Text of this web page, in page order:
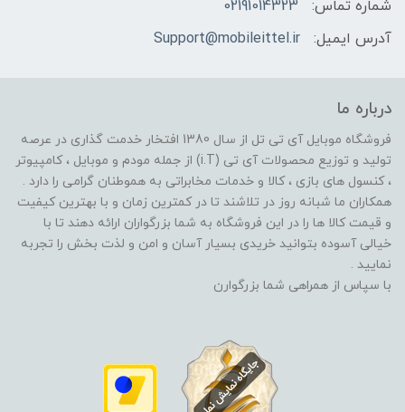
شماره تماس:
02191014323
آدرس ایمیل:
Support@mobileittel.ir
درباره ما
فروشگاه موبایل آی تی تل از سال 1380 افتخار خدمت گذاری در عرصه
تولید و توزیع محصولات آی تی (i.T) از جمله مودم و موبایل ، کامپیوتر
، کنسول های بازی ، کالا و خدمات مخابراتی به هموطنان گرامی را دارد .
همکاران ما شبانه روز در تلاشند تا در کمترین زمان و با بهترین کیفیت
و قیمت کالا ها را در این فروشگاه به شما بزرگواران ارائه دهند تا با
خیالی آسوده بتوانید خریدی بسیار آسان و امن و لذت بخش را تجربه
نمایید .
با سپاس از همراهی شما بزرگوارن